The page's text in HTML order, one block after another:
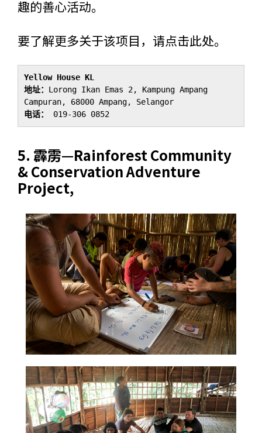
趣的善心活动。
要了解更多关于该项目，请点击此处。
Yellow House KL
地址： Lorong Ikan Emas 2, Kampung Ampang
电话：
019-306 0852
5. 霹雳—Rainforest Community
& Conservation Adventure
Project,